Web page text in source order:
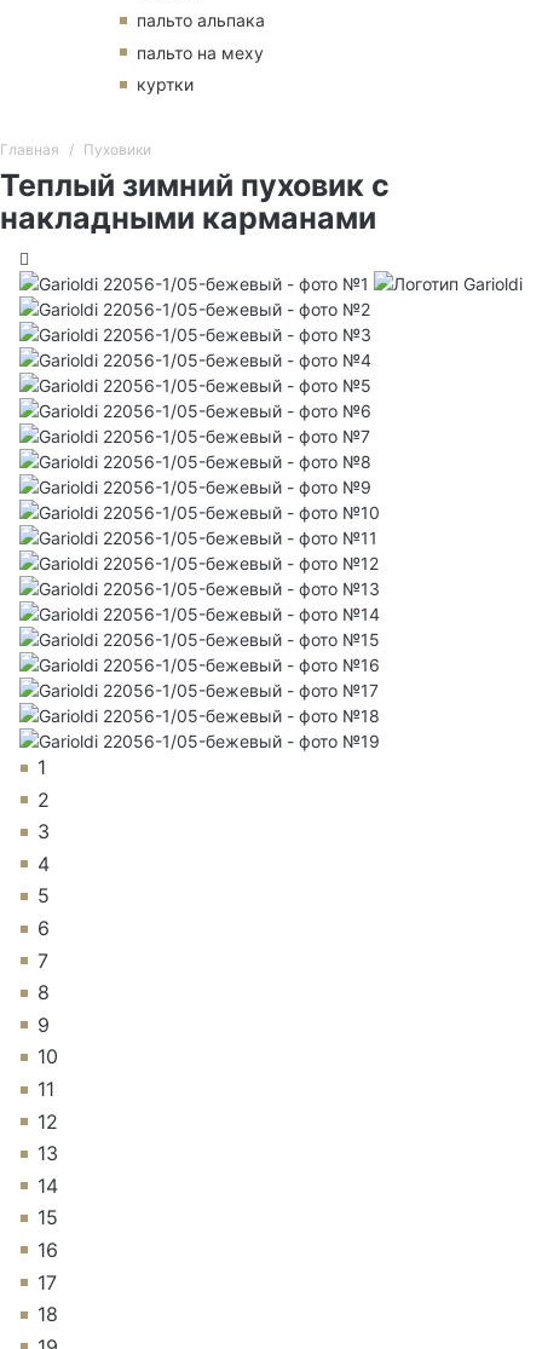
пальто альпака
пальто на меху
куртки
Главная Пуховики
Теплый зимний пуховик с
накладными карманами
1
2
3
4
5
6
7
8
9
10
11
12
13
14
15
16
17
18